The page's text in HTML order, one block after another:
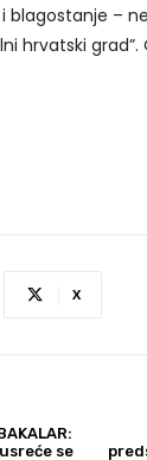
blagostanje –
hrvatski
X
se